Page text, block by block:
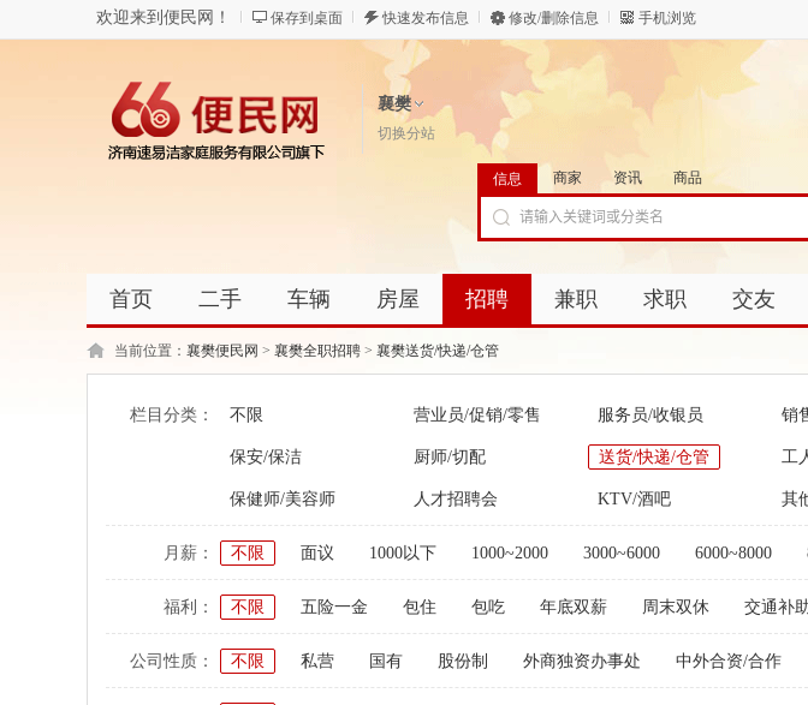
欢迎来到便民网！ 保存到桌面 快速发布信息 修改/删除信息 手机浏览
襄樊
切换分站
信息 商家 资讯 商品
首页 二手 车辆 房屋 招聘 兼职 求职 交友
当前位置： 襄樊便民网 > 襄樊全职招聘 > 襄樊送货/快递/仓管
栏目分类： 不限 营业员/促销/零售 服务员/收银员 销
保安/保洁 厨师/切配 送货/快递/仓管 工
保健师/美容师 人才招聘会 KTV/酒吧 其
月薪： 不限 面议 1000以下 1000~2000 3000~6000 6000~8000
福利： 不限 五险一金 包住 包吃 年底双薪 周末双休 交通补
公司性质： 不限 私营 国有 股份制 外商独资办事处 中外合资/合作